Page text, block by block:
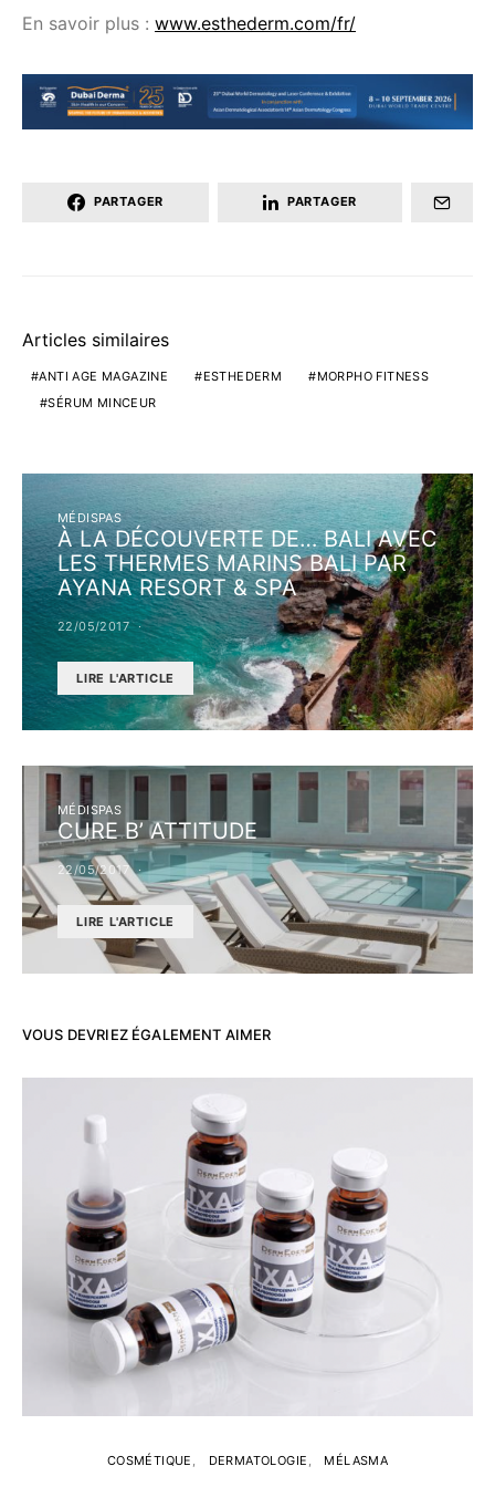
En savoir plus : www.esthederm.com/fr/
PARTAGER PARTAGER
Articles similaires
ANTI AGE MAGAZINE ESTHEDERM
MORPHO FITNESS
SÉRUM MINCEUR
MÉDISPAS
À LA DÉCOUVERTE DE… BALI AVEC
LES THERMES MARINS BALI PAR
AYANA RESORT & SPA
22/05/2017
LIRE L'ARTICLE
MÉDISPAS
CURE B’ ATTITUDE
22/05/2017
LIRE L'ARTICLE
VOUS DEVRIEZ ÉGALEMENT AIMER
COSMÉTIQUE DERMATOLOGIE MÉLASMA